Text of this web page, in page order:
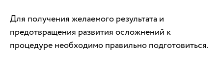
Для получения желаемого результата и
предотвращения развития осложнений к
процедуре необходимо правильно подготовиться.